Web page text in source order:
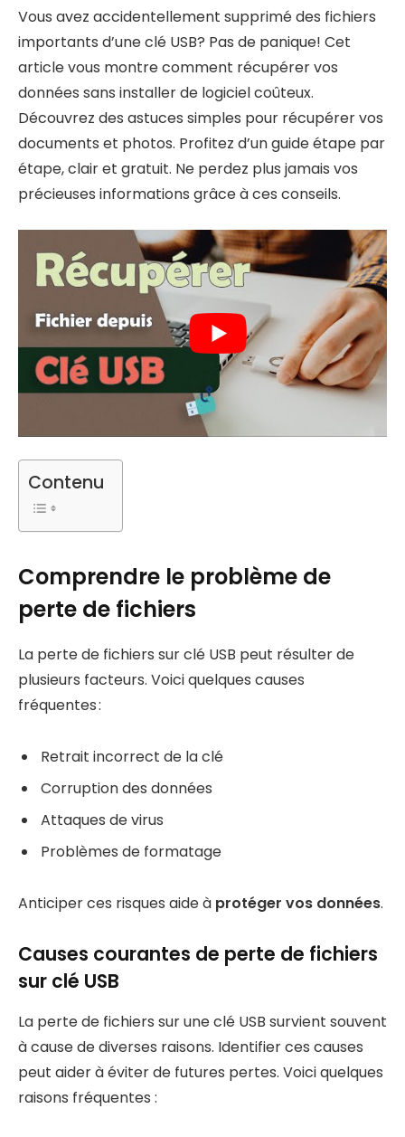
Vous avez accidentellement supprimé des fichiers
importants d’une clé USB? Pas de panique! Cet
article vous montre comment récupérer vos
données sans installer de logiciel coûteux.
Découvrez des astuces simples pour récupérer vos
documents et photos. Profitez d’un guide étape par
étape, clair et gratuit. Ne perdez plus jamais vos
précieuses informations grâce à ces conseils.
Contenu
Comprendre le problème de
perte de fichiers
La perte de fichiers sur clé USB peut résulter de
plusieurs facteurs. Voici quelques causes
fréquentes :
Retrait incorrect de la clé
Corruption des données
Attaques de virus
Problèmes de formatage
Anticiper ces risques aide à protéger vos données.
Causes courantes de perte de fichiers
sur clé USB
La perte de fichiers sur une clé USB survient souvent
à cause de diverses raisons. Identifier ces causes
peut aider à éviter de futures pertes. Voici quelques
raisons fréquentes :